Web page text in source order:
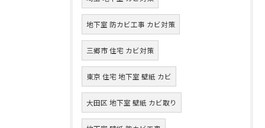
地下室 防カビ工事 カビ対策
三郷市 住宅 カビ対策
東京 住宅 地下室 壁紙 カビ
大田区 地下室 壁紙 カビ取り